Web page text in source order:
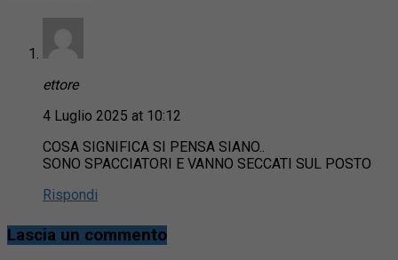
ettore
4 Luglio 2025 at 10:12
COSA SIGNIFICA SI PENSA SIANO..
SONO SPACCIATORI E VANNO SECCATI SUL POSTO
Rispondi
Lascia un commento